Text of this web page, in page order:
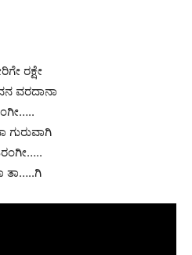
ರಕ್ಷೇ
ವರದಾನಾ
ಗುರುವಾಗಿ
ತಾ…..ಗಿ